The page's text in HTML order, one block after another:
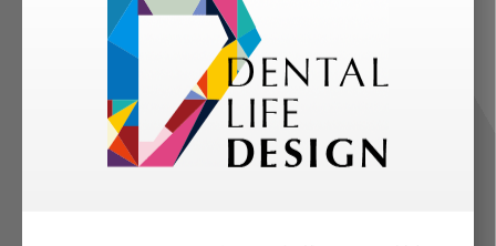
ご登録いただいた職種（歯科医師、歯
科衛生士、歯科技工士）に合わせた内
容のメールマガジンをお届けします。